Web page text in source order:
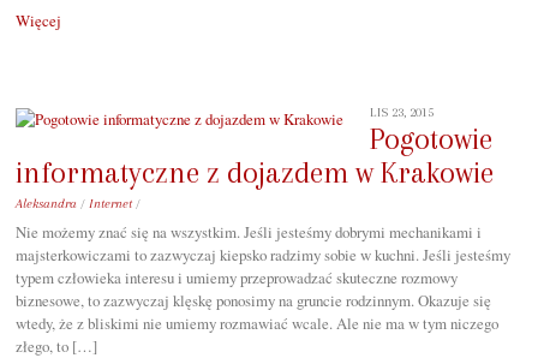
Więcej
LIS 23, 2015
Pogotowie
informatyczne z dojazdem w Krakowie
Aleksandra / Internet /
Nie możemy znać się na wszystkim. Jeśli jesteśmy dobrymi mechanikami i
majsterkowiczami to zazwyczaj kiepsko radzimy sobie w kuchni. Jeśli jesteśmy
typem człowieka interesu i umiemy przeprowadzać skuteczne rozmowy
biznesowe, to zazwyczaj klęskę ponosimy na gruncie rodzinnym. Okazuje się
wtedy, że z bliskimi nie umiemy rozmawiać wcale. Ale nie ma w tym niczego
złego, to […]